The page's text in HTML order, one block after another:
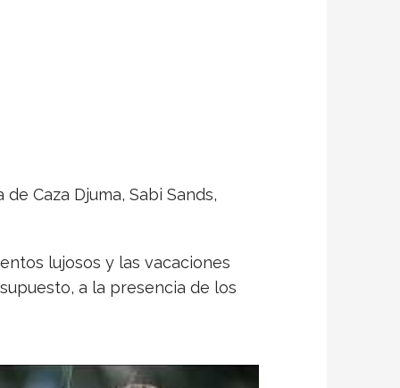
Caza Djuma, Sabi Sands,
lujosos y las vacaciones
a la presencia de los